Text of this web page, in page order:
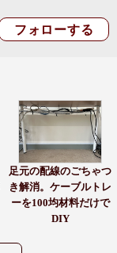
足元の配線のごちゃつ
き解消。ケーブルトレ
ーを100均材料だけで
DIY